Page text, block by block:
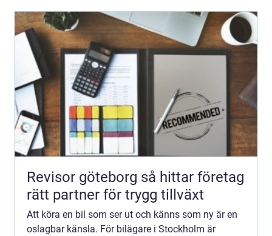
Revisor göteborg så hittar företag
rätt partner för trygg tillväxt
Att köra en bil som ser ut och känns som ny är en
oslagbar känsla. För bilägare i Stockholm är